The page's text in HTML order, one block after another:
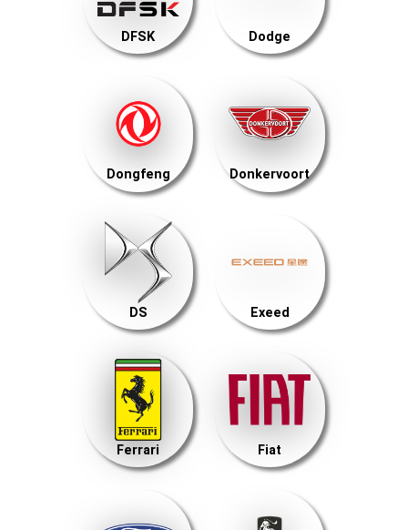
DFSK Dodge
Dongfeng Donkervoort
DS Exeed
Ferrari Fiat